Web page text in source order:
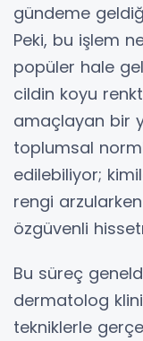
gündeme
Peki, bu işlem
popüler hale
cildin koyu
amaçlayan bir
toplumsal
edilebiliyor;
rengi
özgüvenli
Bu süreç
dermatolog
tekniklerle